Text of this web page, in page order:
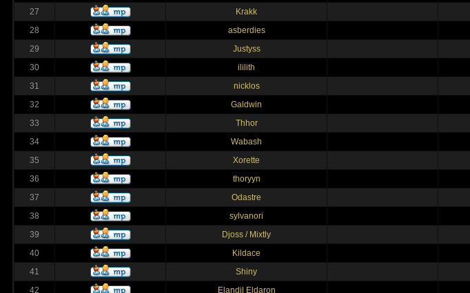
27
Krakk
28
asberdies
29
Justyss
30
ililith
31
nicklos
32
Galdwin
33
Thhor
34
Wabash
35
Xorette
36
thoryyn
37
Odastre
38
sylvanori
39
Djoss / Mixtly
40
Kildace
41
Shiny
42
Elandil Eldaron